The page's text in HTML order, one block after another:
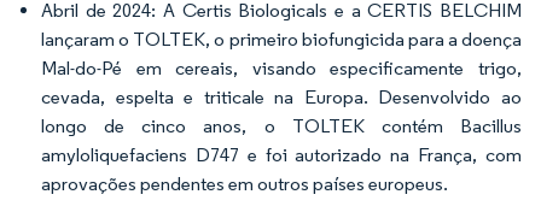
Abril de 2024: A Certis Biologicals e a CERTIS BELCHIM
lançaram o TOLTEK, o primeiro biofungicida para a doença
Mal-do-Pé em cereais, visando especificamente trigo,
cevada, espelta e triticale na Europa. Desenvolvido ao
longo de cinco anos, o TOLTEK contém Bacillus
amyloliquefaciens D747 e foi autorizado na França, com
aprovações pendentes em outros países europeus.